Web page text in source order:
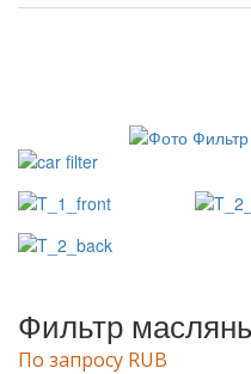
Фильтр
По запросу RUB